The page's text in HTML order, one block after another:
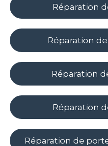
Réparation
Réparation
Réparation
Réparation
Réparation de